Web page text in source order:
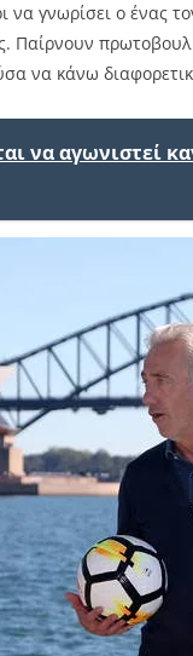
γνωρίσει ο ένας
να κάνω
να αγωνιστεί